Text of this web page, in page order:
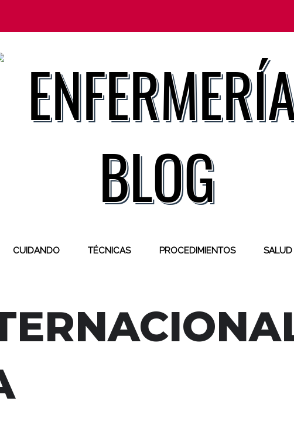
CUIDANDO TÉCNICAS PROCEDIMIENTOS SALUD